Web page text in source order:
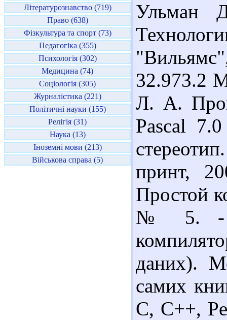
Літературознавство (719)
Право (638)
Фізкультура та спорт (73)
Педагогіка (355)
Психологія (302)
Медицина (74)
Соціологія (305)
Журналістика (221)
Політичні науки (155)
Релігія (31)
Наука (13)
Іноземні мови (213)
Військова справа (5)
Ульман
32.973.2
Л. А.
Pascal
принт,
Простой
№ 5. -
даних).
самих
С, С++,